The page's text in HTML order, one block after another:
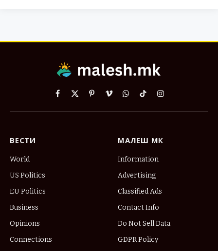
Facebook
X
PinterestVimeoWhatsApp
TikTokInstagram
ВЕСТИ
World
US Politics
EU Politics
Business
Opinions
Connections
МАЛЕШ МК
Information
Advertising
Classified Ads
Contact Info
Do Not Sell Data
GDPR Policy